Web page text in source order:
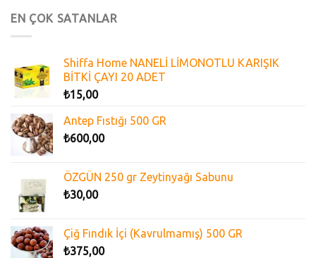
EN ÇOK SATANLAR
Shiffa Home NANELİ LİMONOTLU KARIŞIK
BİTKİ ÇAYI 20 ADET
₺15,00
Antep Fıstığı 500 GR
₺600,00
ÖZGÜN 250 gr Zeytinyağı Sabunu
₺30,00
Çiğ Fındık İçi (Kavrulmamış) 500 GR
₺375,00